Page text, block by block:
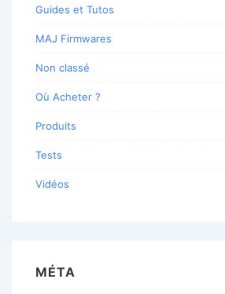
Guides et Tutos
MAJ Firmwares
Non classé
Où Acheter ?
Produits
Tests
Vidéos
MÉTA